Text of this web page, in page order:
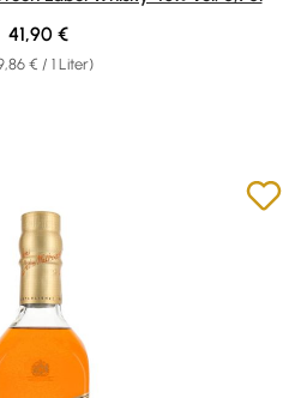
€ / 1 Liter)
Regulärer Preis:
41,90 €